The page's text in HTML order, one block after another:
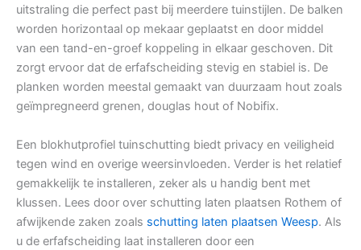
uitstraling die perfect past bij meerdere tuinstijlen. De balken
worden horizontaal op mekaar geplaatst en door middel
van een tand-en-groef koppeling in elkaar geschoven. Dit
zorgt ervoor dat de erfafscheiding stevig en stabiel is. De
planken worden meestal gemaakt van duurzaam hout zoals
geïmpregneerd grenen, douglas hout of Nobifix.
Een blokhutprofiel tuinschutting biedt privacy en veiligheid
tegen wind en overige weersinvloeden. Verder is het relatief
gemakkelijk te installeren, zeker als u handig bent met
klussen. Lees door over schutting laten plaatsen Rothem of
afwijkende zaken zoals schutting laten plaatsen Weesp. Als
u de erfafscheiding laat installeren door een